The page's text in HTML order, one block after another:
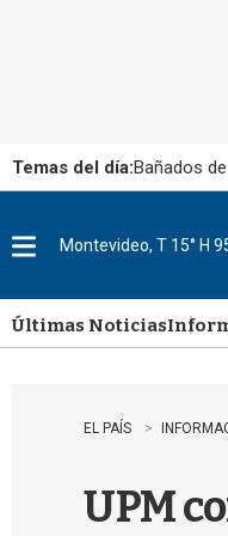
Temas del día:Bañados
u
Montevideo, T 15° H
Últimas Noticias
EL PAÍS
UPM